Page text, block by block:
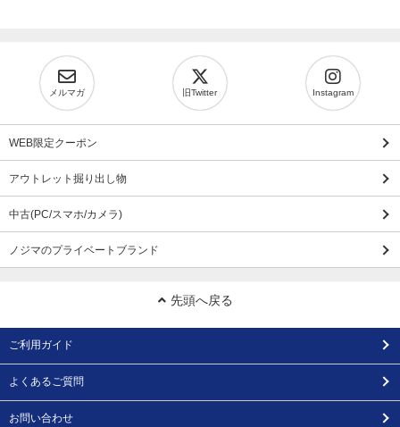
メルマガ 旧Twitter Instagram
WEB限定クーポン
アウトレット掘り出し物
中古(PC/スマホ/カメラ)
ノジマのプライベートブランド
先頭へ戻る
ご利用ガイド
よくあるご質問
お問い合わせ